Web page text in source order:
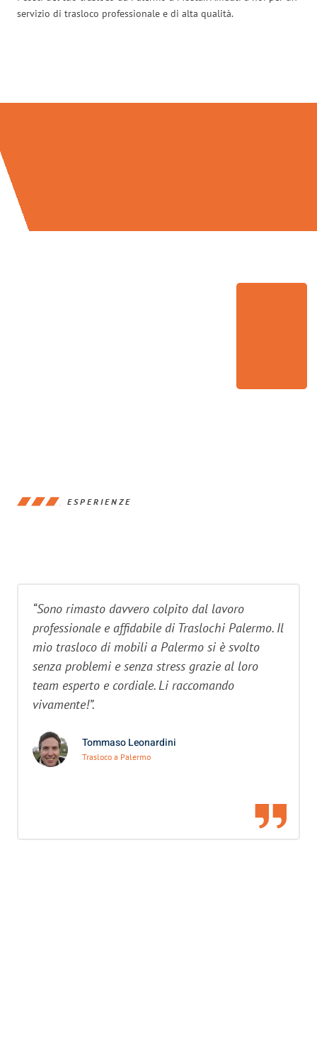
servizio di trasloco professionale e di alta qualità.
ESPERIENZE
“Sono rimasto davvero colpito dal lavoro
professionale e affidabile di Traslochi Palermo. Il
mio trasloco di mobili a Palermo si è svolto
senza problemi e senza stress grazie al loro
team esperto e cordiale. Li raccomando
vivamente!”.
Tommaso Leonardini
Trasloco a Palermo